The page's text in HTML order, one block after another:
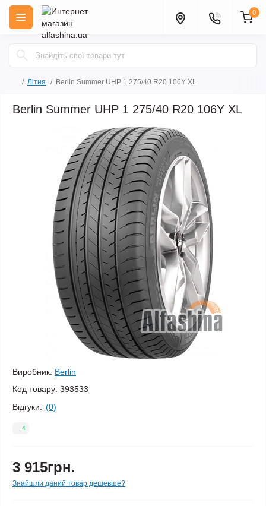
0
Літня Berlin Summer UHP 1 275/40 R20 106Y XL
Berlin Summer UHP 1 275/40 R20 106Y XL
Виробник: Berlin
Код товару: 393533
Відгуки: (0)
4
3 915грн.
Знайшли даний товар дешевше?